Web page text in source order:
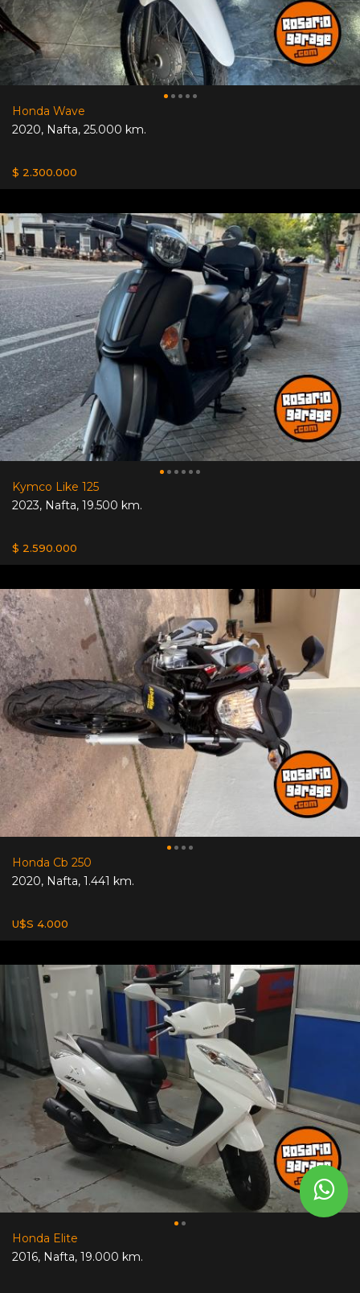
Honda Wave
2020, Nafta, 25.000 km.
$ 2.300.000
Kymco Like 125
2023, Nafta, 19.500 km.
$ 2.590.000
Honda Cb 250
2020, Nafta, 1.441 km.
U$S 4.000
Honda Elite
2016, Nafta, 19.000 km.